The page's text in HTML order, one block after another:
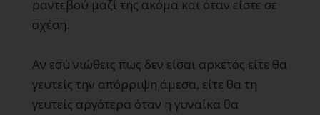
ραντεβού μαζί της ακόμα και όταν είστε σε
σχέση.
Αν εσύ νιώθεις πως δεν είσαι αρκετός είτε θα
γευτείς την απόρριψη άμεσα, είτε θα τη
γευτείς αργότερα όταν η γυναίκα θα